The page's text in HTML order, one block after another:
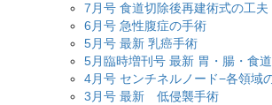
7月号 食道切除後再建術式の工夫
6月号 急性腹症の手術
5月号 最新 乳癌手術
5月臨時増刊号 最新 胃・腸・食
4月号 センチネルノード−各領域
3月号 最新 低侵襲手術